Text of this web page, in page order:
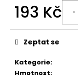
193 Kč
cena:
Kategorie:
Hmotnost:
Zeptat se
u
u
m
e